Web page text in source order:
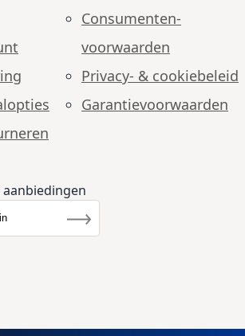
Consumenten­
voorwaarden
Privacy- & cookiebeleid
Garantie­voorwaarden
Inschrijven